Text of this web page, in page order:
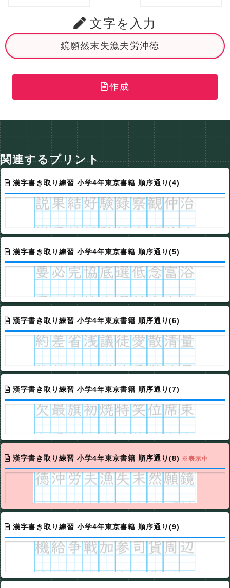
文字を入力
作成
関連するプリント
漢字書き取り練習 小学4年東京書籍 順序通り(4)
漢字書き取り練習 小学4年東京書籍 順序通り(5)
漢字書き取り練習 小学4年東京書籍 順序通り(6)
漢字書き取り練習 小学4年東京書籍 順序通り(7)
漢字書き取り練習 小学4年東京書籍 順序通り(8) ※表示中
漢字書き取り練習 小学4年東京書籍 順序通り(9)